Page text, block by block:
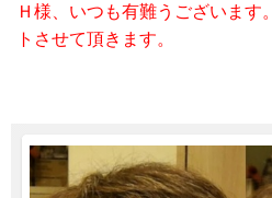
Ｈ様、いつも有難うございます
トさせて頂きます。